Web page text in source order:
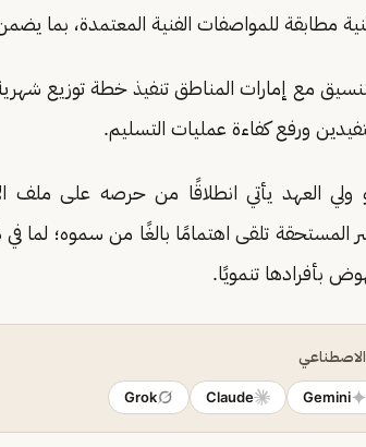
مطابقة للمواصفات الفنية المعتمدة، بما يضمن
مع إمارات المناطق تنفيذ خطة توزيع
ورفع كفاءة عمليات التسليم.
العهد يأتي انطلاقًا من حرصه على ملف
المستحقة تلقى اهتمامًا بالغًا من سموه؛ لما في
بأفرادها تنمويًا.
Gemini
Claude
Grok